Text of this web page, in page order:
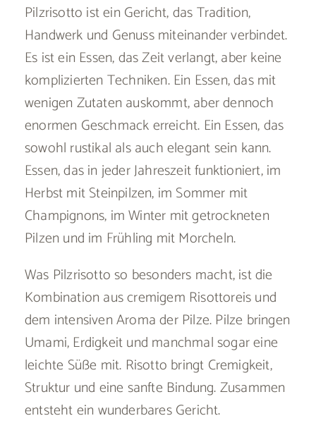
Pilzrisotto ist ein Gericht, das Tradition,
Handwerk und Genuss miteinander verbindet.
Es ist ein Essen, das Zeit verlangt, aber keine
komplizierten Techniken. Ein Essen, das mit
wenigen Zutaten auskommt, aber dennoch
enormen Geschmack erreicht. Ein Essen, das
sowohl rustikal als auch elegant sein kann.
Essen, das in jeder Jahreszeit funktioniert, im
Herbst mit Steinpilzen, im Sommer mit
Champignons, im Winter mit getrockneten
Pilzen und im Frühling mit Morcheln.
Was Pilzrisotto so besonders macht, ist die
Kombination aus cremigem Risottoreis und
dem intensiven Aroma der Pilze. Pilze bringen
Umami, Erdigkeit und manchmal sogar eine
leichte Süße mit. Risotto bringt Cremigkeit,
Struktur und eine sanfte Bindung. Zusammen
entsteht ein wunderbares Gericht.